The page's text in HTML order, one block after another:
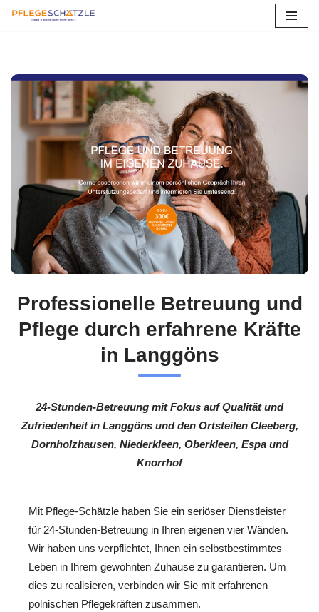
springen
Professionelle Betreuung und
Pflege durch erfahrene Kräfte
in Langgöns
24-Stunden-Betreuung mit Fokus auf Qualität und
Zufriedenheit in Langgöns und den Ortsteilen Cleeberg,
Dornholzhausen, Niederkleen, Oberkleen, Espa und
Knorrhof
Mit Pflege-Schätzle haben Sie ein seriöser Dienstleister
für 24-Stunden-Betreuung in Ihren eigenen vier Wänden.
Wir haben uns verpflichtet, Ihnen ein selbstbestimmtes
Leben in Ihrem gewohnten Zuhause zu garantieren. Um
dies zu realisieren, verbinden wir Sie mit erfahrenen
polnischen Pflegekräften zusammen.